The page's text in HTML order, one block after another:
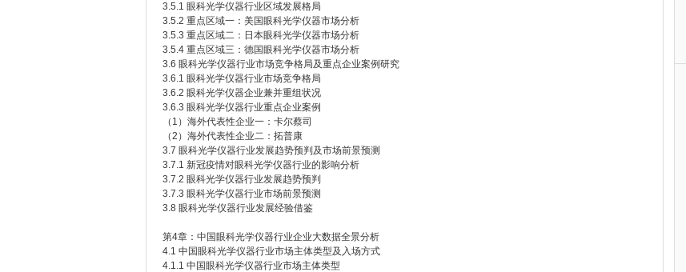
3.5.1 眼科光学仪器行业区域发展格局
3.5.2 重点区域一：美国眼科光学仪器市场分析
3.5.3 重点区域二：日本眼科光学仪器市场分析
3.5.4 重点区域三：德国眼科光学仪器市场分析
3.6 眼科光学仪器行业市场竞争格局及重点企业案例研究
3.6.1 眼科光学仪器行业市场竞争格局
3.6.2 眼科光学仪器企业兼并重组状况
3.6.3 眼科光学仪器行业重点企业案例
（1）海外代表性企业一：卡尔蔡司
（2）海外代表性企业二：拓普康
3.7 眼科光学仪器行业发展趋势预判及市场前景预测
3.7.1 新冠疫情对眼科光学仪器行业的影响分析
3.7.2 眼科光学仪器行业发展趋势预判
3.7.3 眼科光学仪器行业市场前景预测
3.8 眼科光学仪器行业发展经验借鉴
第4章：中国眼科光学仪器行业企业大数据全景分析
4.1 中国眼科光学仪器行业市场主体类型及入场方式
4.1.1 中国眼科光学仪器行业市场主体类型